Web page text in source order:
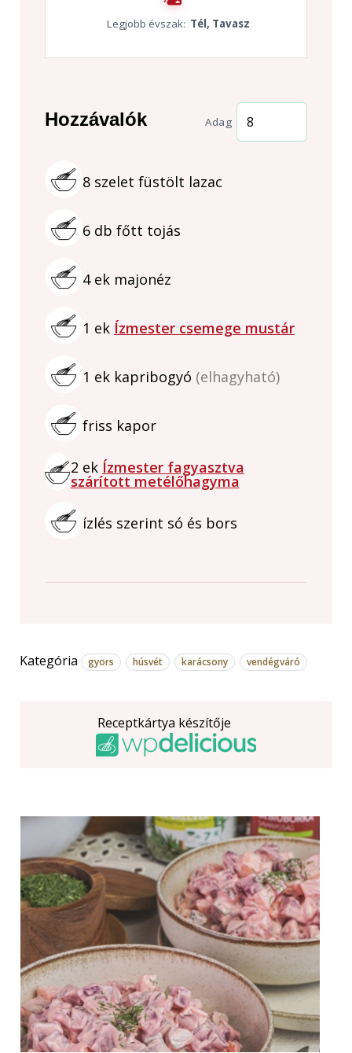
Legjobb évszak: Tél, Tavasz
Hozzávalók Adag
8 szelet füstölt lazac
6 db főtt tojás
4 ek majonéz
1 ek Ízmester csemege mustár
1 ek kapribogyó (elhagyható)
friss kapor
2 ek Ízmester fagyasztva
szárított metélőhagyma
ízlés szerint só és bors
Kategória gyors húsvét karácsony vendégváró
Receptkártya készítője